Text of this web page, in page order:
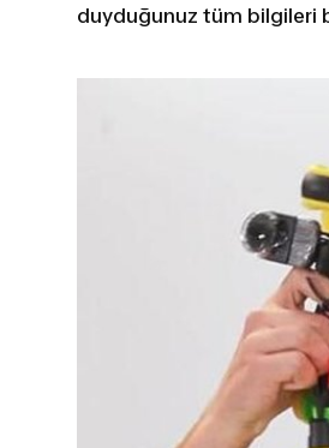
duyduğunuz tüm bilgileri